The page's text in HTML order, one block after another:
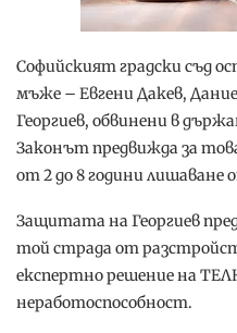
Софийският градски съд
мъже – Евгени Дакев,
Георгиев, обвинени в
Законът предвижда за
от 2 до 8 години лишаване
Защитата на Георгиев
той страда от
експертно решение на
неработоспособност.